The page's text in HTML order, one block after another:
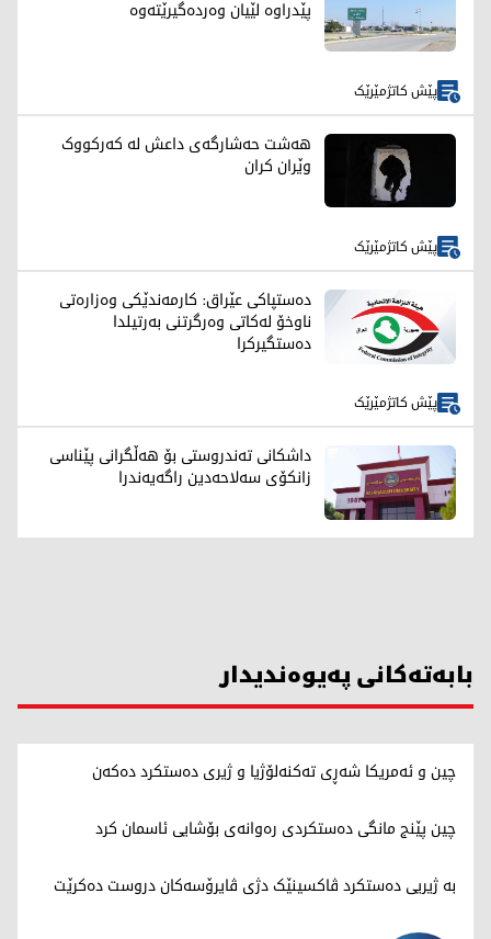
پێدراوە لێیان وەردەگیرێتەوە
پێش کاتژمێرێک
هەشت حەشارگەی داعش لە کەرکووک
وێران کران
پێش کاتژمێرێک
دەستپاکی عێراق: کارمەندێکی وەزارەتی
ناوخۆ لەکاتی وەرگرتنی بەرتیلدا
دەستگیرکرا
پێش کاتژمێرێک
داشکانی تەندروستی بۆ هەڵگرانی پێناسی
زانکۆی سەلاحەدین راگەیەندرا
بابەتەکانی پەیوەندیدار
چین و ئەمریکا شەڕی تەکنەلۆژیا و ژیری دەستکرد دەکەن
چین پێنج مانگی دەستکردی رەوانەی بۆشایی ئاسمان کرد
بە ژیریی دەستکرد ڤاکسینێک دژی ڤایرۆسەکان دروست دەکرێت